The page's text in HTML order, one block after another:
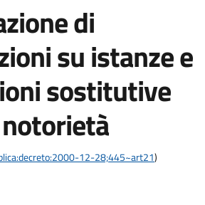
di
su istanze e
sostitutive
12-28;445~art21)